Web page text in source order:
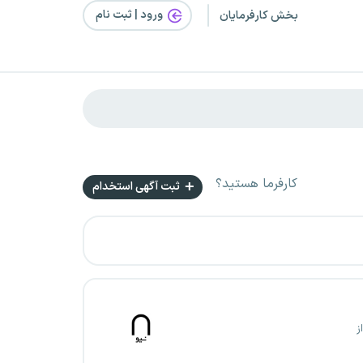
بخش کارفرمایان ورود | ثبت‌ نام
کارفرما هستید؟ ثبت آگهی استخدام